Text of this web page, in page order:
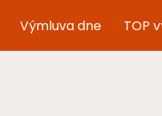
Výmluva dne TOP